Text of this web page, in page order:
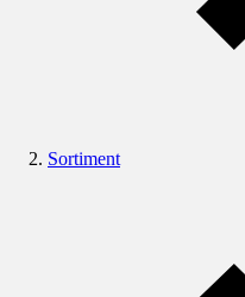
Sortiment